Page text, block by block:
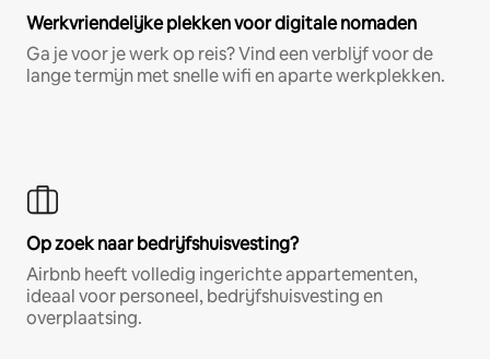
Werkvriendelijke plekken voor digitale nomaden
Ga je voor je werk op reis? Vind een verblijf voor de
lange termijn met snelle wifi en aparte werkplekken.
Op zoek naar bedrijfshuisvesting?
Airbnb heeft volledig ingerichte appartementen,
ideaal voor personeel, bedrijfshuisvesting en
overplaatsing.